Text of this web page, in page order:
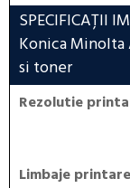
SPECIFICAȚII
Konica Minolta
si toner
Rezolutie
Limbaje printare